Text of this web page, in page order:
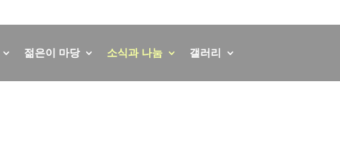
젊은이 마당 소식과 나눔 갤러리